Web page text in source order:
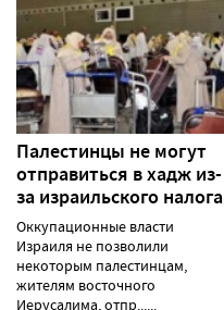
Палестинцы не могут
отправиться в хадж из-
за израильского налога
Оккупационные власти
Израиля не позволили
некоторым палестинцам,
жителям восточного
Иерусалима, отпр......